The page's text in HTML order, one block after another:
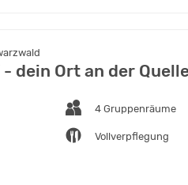
dein Ort an der
4 Gruppenräume
Vollverpflegung